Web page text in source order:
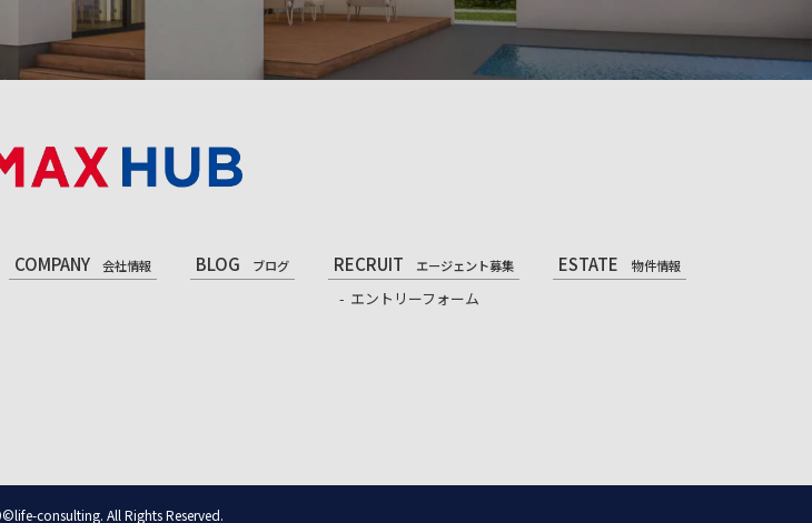
COMPANY 会社情報 BLOG ブログ RECRUIT エージェント募集
エントリーフォーム
ESTATE 物件情報
consulting. All Rights Reserved.